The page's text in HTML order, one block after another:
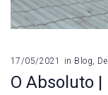
17/05/2021 in Blog
O Absoluto